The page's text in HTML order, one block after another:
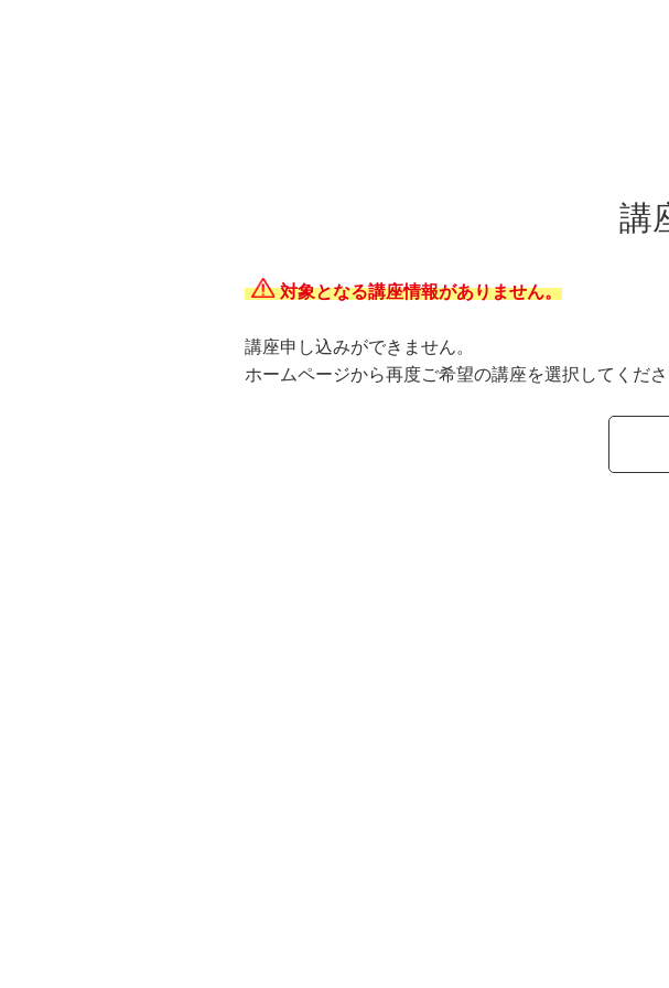
講
対象となる講座情報がありません。
講座申し込みができません。
ホームページから再度ご希望の講座を選択してくださ